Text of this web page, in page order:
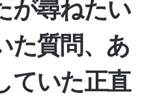
が尋ねたい
た質問、あ
ていた正直